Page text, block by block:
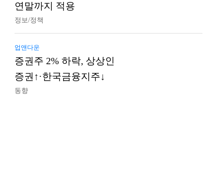
연말까지 적용
정보/정책
업앤다운
증권주 2% 하락, 상상인
증권↑·한국금융지주↓
동향